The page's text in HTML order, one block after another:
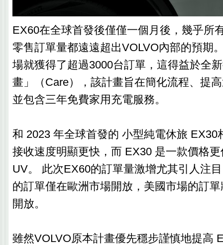
EX60在全球首發後僅僅一個月後，幾乎所
零售訂單量都遠遠超出VOLVO內部的預期
場就獲得了超過3000台訂單，這得益於全
畫」（Care），該計畫旨在簡化流程、提
並包含三年免費家用充電服務。
和 2023 年全球首發的 小型純電休旅 EX30
接收速度明顯更快，而 EX30 是一款價格
UV。 此次EX60的訂單量激增尤其引人注
的訂單僅在歐洲市場開放，美國市場的訂
開放。
雖然VOLVO原本計畫優先穩步謹慎地提高